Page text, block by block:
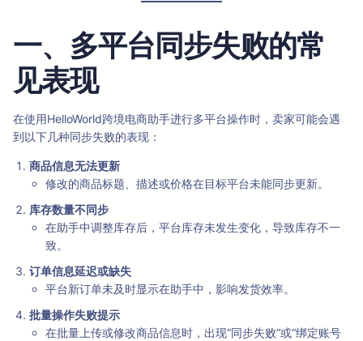
一、多平台同步失败的常
见表现
在使用HelloWorld跨境电商助手进行多平台操作时，卖家可能会遇
到以下几种同步失败的表现：
商品信息无法更新
修改的商品标题、描述或价格在目标平台未能同步更新。
库存数量不同步
在助手中调整库存后，平台库存未发生变化，导致库存不一
致。
订单信息延迟或缺失
平台新订单未及时显示在助手中，影响发货效率。
批量操作失败提示
在批量上传或修改商品信息时，出现“同步失败”或“绑定账号